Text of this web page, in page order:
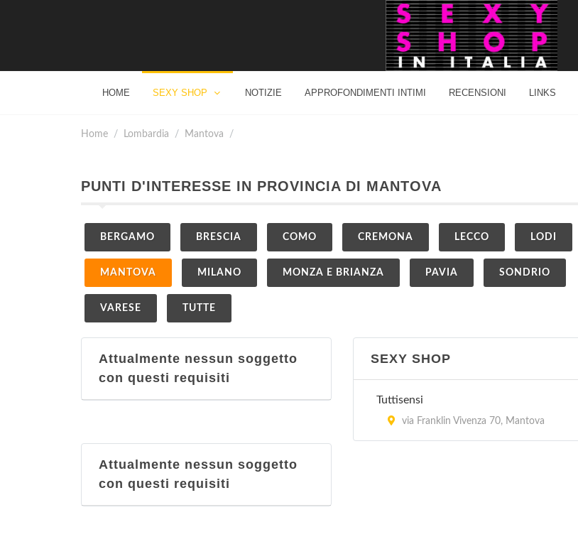
HOME SEXY SHOP NOTIZIE APPROFONDIMENTI INTIMI RECENSIONI LINKS
Home Lombardia Mantova
PUNTI D'INTERESSE IN PROVINCIA DI MANTOVA
BERGAMO BRESCIA COMO CREMONA LECCO LODI
MANTOVA MILANO MONZA E BRIANZA PAVIA SONDRIO
VARESE TUTTE
Attualmente nessun soggetto
con questi requisiti
SEXY SHOP
Tuttisensi
via Franklin Vivenza 70, Mantova
Attualmente nessun soggetto
con questi requisiti